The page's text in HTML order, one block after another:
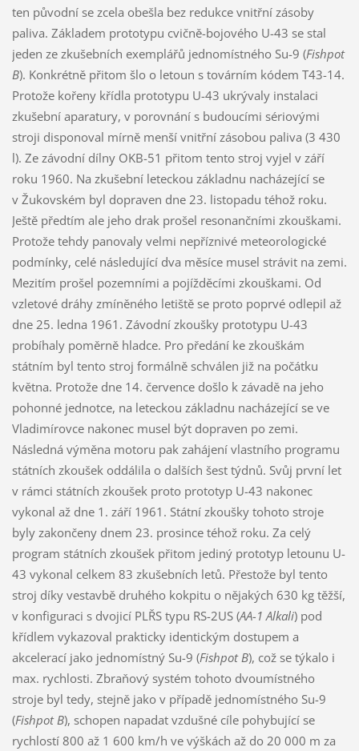
ten původní se zcela obešla bez redukce vnitřní zásoby
paliva. Základem prototypu cvičně-bojového U-43 se stal
jeden ze zkušebních exemplářů jednomístného Su-9 (Fishpot
B). Konkrétně přitom šlo o letoun s továrním kódem T43-14.
Protože kořeny křídla prototypu U-43 ukrývaly instalaci
zkušební aparatury, v porovnání s budoucími sériovými
stroji disponoval mírně menší vnitřní zásobou paliva (3 430
l). Ze závodní dílny OKB-51 přitom tento stroj vyjel v září
roku 1960. Na zkušební leteckou základnu nacházející se
v Žukovském byl dopraven dne 23. listopadu téhož roku.
Ještě předtím ale jeho drak prošel resonančními zkouškami.
Protože tehdy panovaly velmi nepříznivé meteorologické
podmínky, celé následující dva měsíce musel strávit na zemi.
Mezitím prošel pozemními a pojížděcími zkouškami. Od
vzletové dráhy zmíněného letiště se proto poprvé odlepil až
dne 25. ledna 1961. Závodní zkoušky prototypu U-43
probíhaly poměrně hladce. Pro předání ke zkouškám
státním byl tento stroj formálně schválen již na počátku
května. Protože dne 14. července došlo k závadě na jeho
pohonné jednotce, na leteckou základnu nacházející se ve
Vladimírovce nakonec musel být dopraven po zemi.
Následná výměna motoru pak zahájení vlastního programu
státních zkoušek oddálila o dalších šest týdnů. Svůj první let
v rámci státních zkoušek proto prototyp U-43 nakonec
vykonal až dne 1. září 1961. Státní zkoušky tohoto stroje
byly zakončeny dnem 23. prosince téhož roku. Za celý
program státních zkoušek přitom jediný prototyp letounu U-
43 vykonal celkem 83 zkušebních letů. Přestože byl tento
stroj díky vestavbě druhého kokpitu o nějakých 630 kg těžší,
v konfiguraci s dvojicí PLŘS typu RS-2US (AA-1 Alkali) pod
křídlem vykazoval prakticky identickým dostupem a
akcelerací jako jednomístný Su-9 (Fishpot B), což se týkalo i
max. rychlosti. Zbraňový systém tohoto dvoumístného
stroje byl tedy, stejně jako v případě jednomístného Su-9
(Fishpot B), schopen napadat vzdušné cíle pohybující se
rychlostí 800 až 1 600 km/h ve výškách až do 20 000 m za